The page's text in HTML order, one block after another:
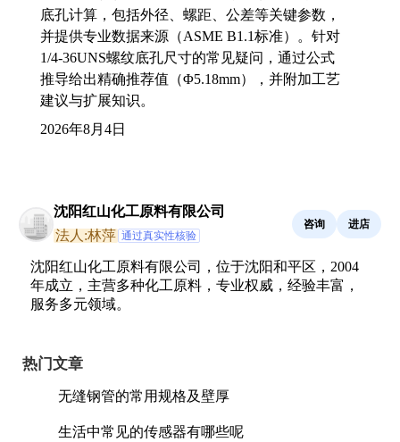
底孔计算，包括外径、螺距、公差等关键参数，
并提供专业数据来源（ASME B1.1标准）。针对
1/4-36UNS螺纹底孔尺寸的常见疑问，通过公式
推导给出精确推荐值（Φ5.18mm），并附加工艺
建议与扩展知识。
2026年8月4日
沈阳红山化工原料有限公司
法人:林萍 通过真实性核验
咨询 进店
沈阳红山化工原料有限公司，位于沈阳和平区，2004
年成立，主营多种化工原料，专业权威，经验丰富，
服务多元领域。
热门文章
无缝钢管的常用规格及壁厚
生活中常见的传感器有哪些呢